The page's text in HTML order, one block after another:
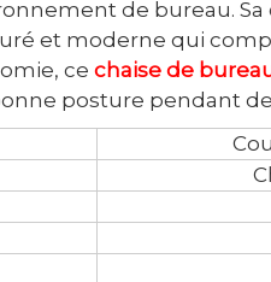
de bureau.
et moderne qui
ce chaise de
posture pendant